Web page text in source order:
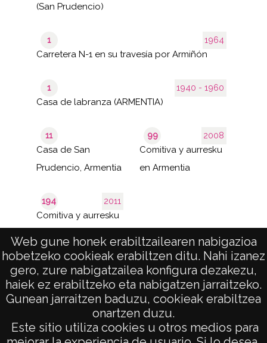
Web gune honek erabiltzailearen nabigazioa
hobetzeko cookieak erabiltzen ditu. Nahi izanez
gero, zure nabigatzailea konfigura dezakezu,
haiek ez erabiltzeko eta nabigatzen jarraitzeko.
Gunean jarraitzen baduzu, cookieak erabiltzea
onartzen duzu.
Este sitio utiliza cookies u otros medios para
(San Prudencio)
1964
1
Carretera N-1 en su travesía por Armiñón
1940 - 1960
1
Casa de labranza (ARMENTIA)
11
Casa de San
Prudencio, Armentia
2008
99
Comitiva y aurresku
en Armentia
2011
194
Comitiva y aurresku
de 4
páginas
1–40 de 131
results
AVISO LEGAL
POLÍTICA DE PRIVACIDAD